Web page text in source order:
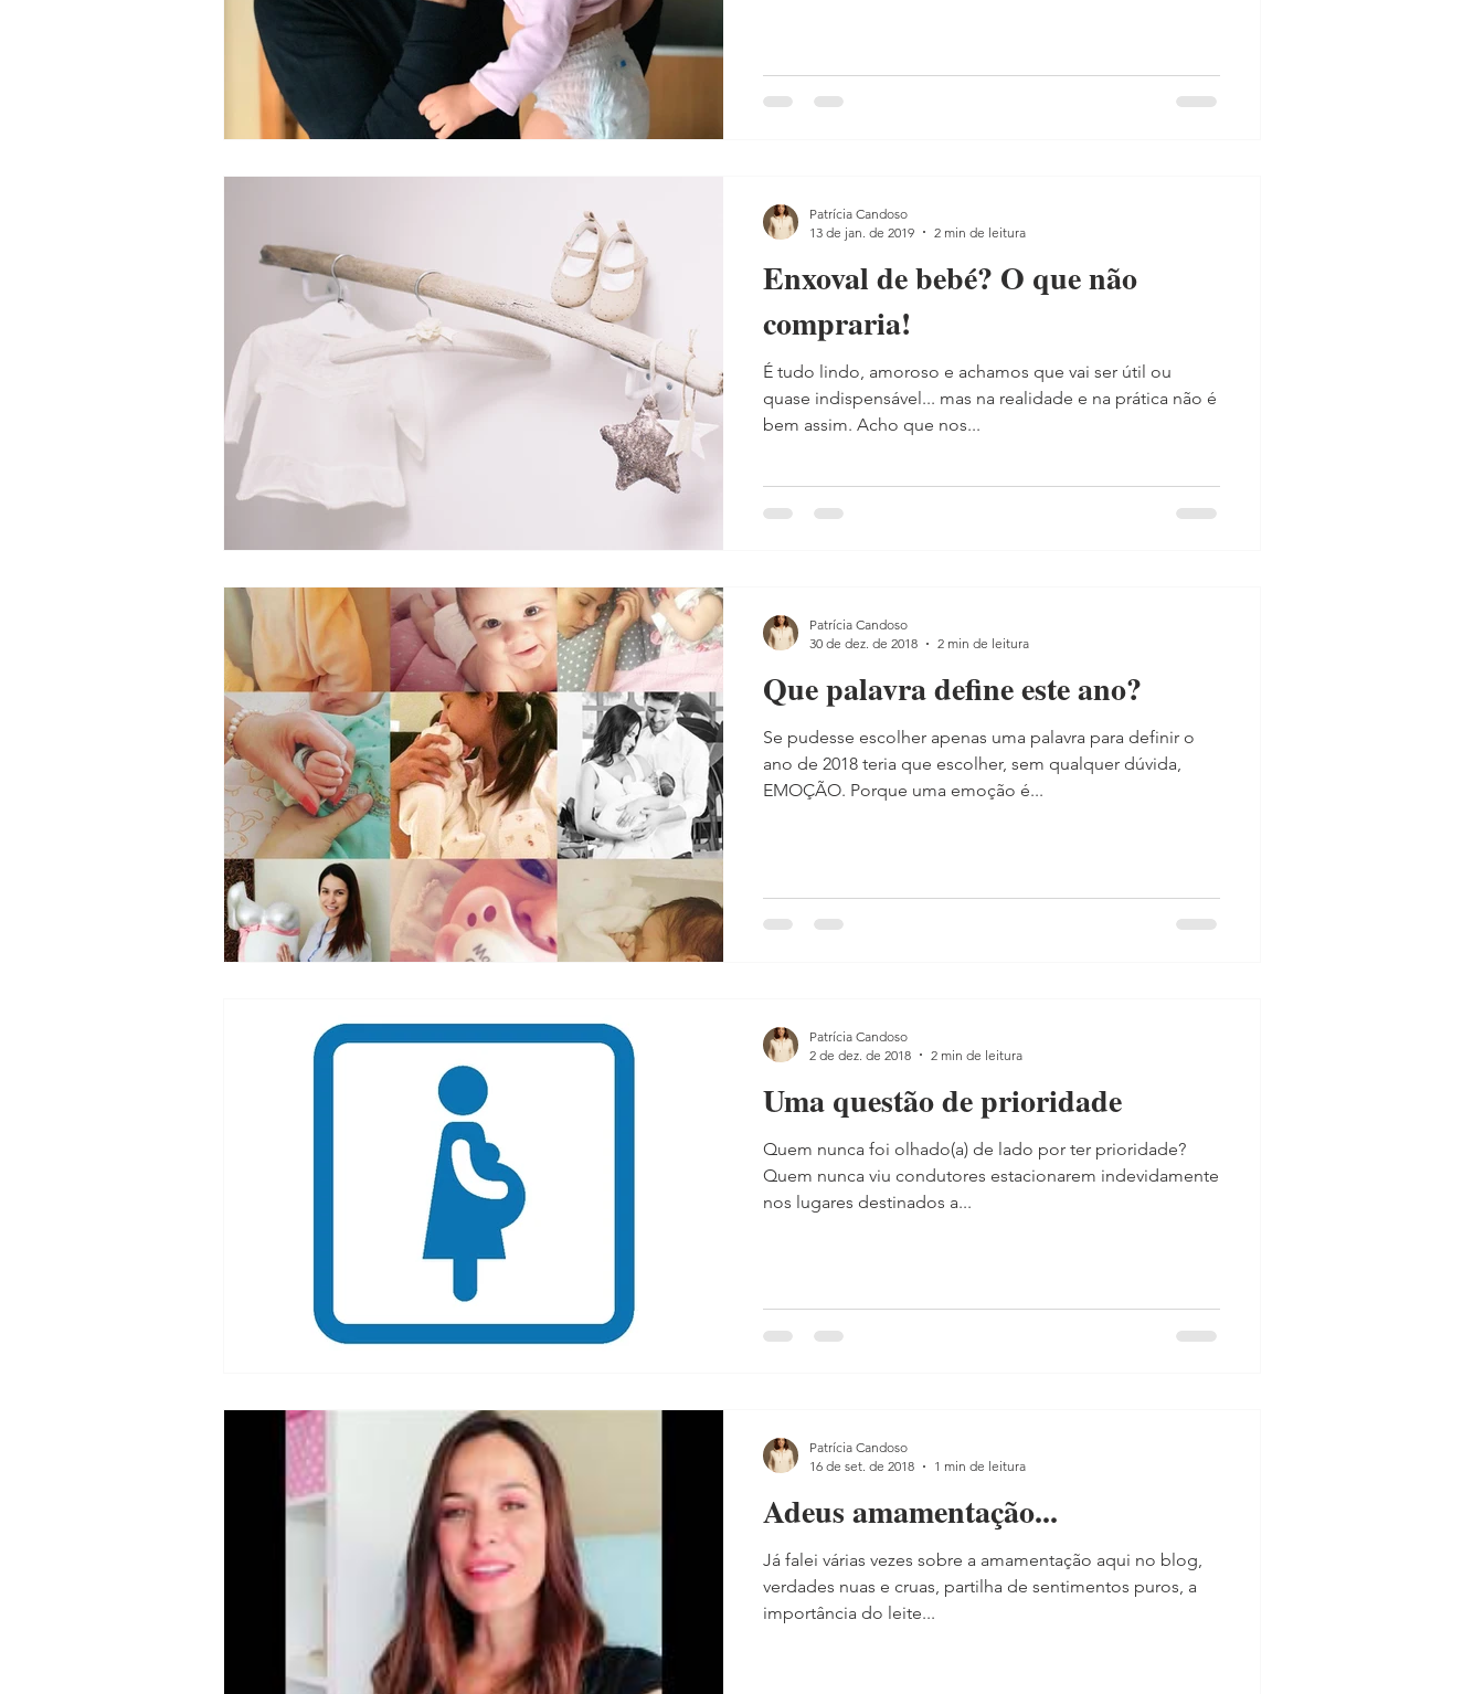
Enxoval de bebé? O que não
compraria!
É tudo lindo, amoroso e achamos que vai ser útil ou
quase indispensável... mas na realidade e na prática não é
bem assim. Acho que nos...
Patrícia Candoso
13 de jan. de 2019
2 min de leitura
Que palavra define este ano?
Se pudesse escolher apenas uma palavra para definir o
ano de 2018 teria que escolher, sem qualquer dúvida,
EMOÇÃO. Porque uma emoção é...
Patrícia Candoso
30 de dez. de 2018
2 min de leitura
Uma questão de prioridade
Quem nunca foi olhado(a) de lado por ter prioridade?
Quem nunca viu condutores estacionarem indevidamente
nos lugares destinados a...
Patrícia Candoso
2 de dez. de 2018
2 min de leitura
Adeus amamentação...
Já falei várias vezes sobre a amamentação aqui no blog,
verdades nuas e cruas, partilha de sentimentos puros, a
importância do leite...
Patrícia Candoso
16 de set. de 2018
1 min de leitura